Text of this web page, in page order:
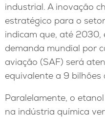
industrial. A inovação
estratégico para o
indicam que, até 2030,
demanda mundial por
aviação (SAF) será
equivalente a 9 bilhões
Paralelamente, o
na indústria química